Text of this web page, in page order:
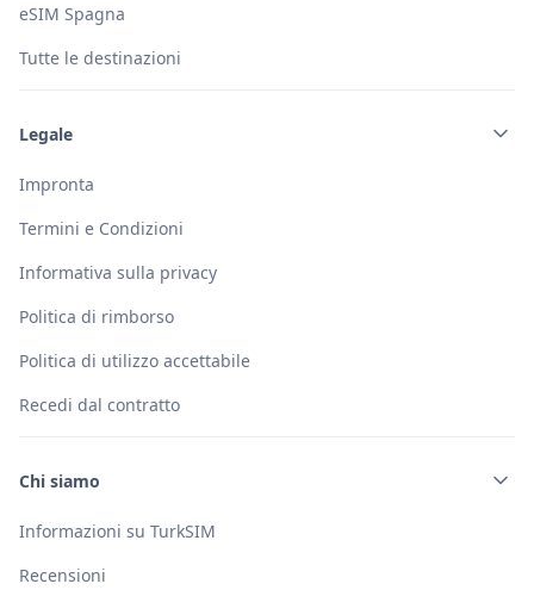
eSIM Spagna
Tutte le destinazioni
Legale
Impronta
Termini e Condizioni
Informativa sulla privacy
Politica di rimborso
Politica di utilizzo accettabile
Recedi dal contratto
Chi siamo
Informazioni su TurkSIM
Recensioni